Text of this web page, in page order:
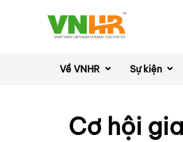
Về VNHR Sự kiện
Cơ hội